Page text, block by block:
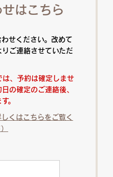
はこちら
せください。改めて
ご連絡させていただ
、予約は確定しませ
の確定のご連絡後、
。
くはこちらをご覧く